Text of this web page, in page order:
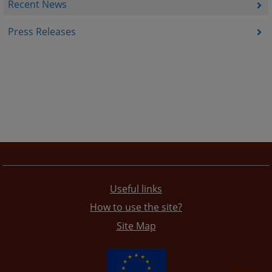
Recent News
Press Releases
Useful links
How to use the site?
Site Map